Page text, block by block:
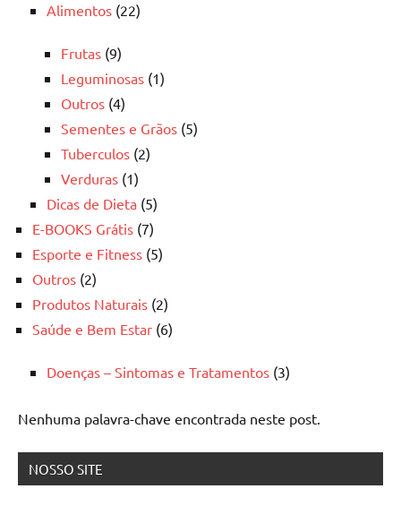
Alimentos (22)
Frutas (9)
Leguminosas (1)
Outros (4)
Sementes e Grãos (5)
Tuberculos (2)
Verduras (1)
Dicas de Dieta (5)
E-BOOKS Grátis (7)
Esporte e Fitness (5)
Outros (2)
Produtos Naturais (2)
Saúde e Bem Estar (6)
Doenças – Sintomas e Tratamentos (3)
Nenhuma palavra-chave encontrada neste post.
NOSSO SITE